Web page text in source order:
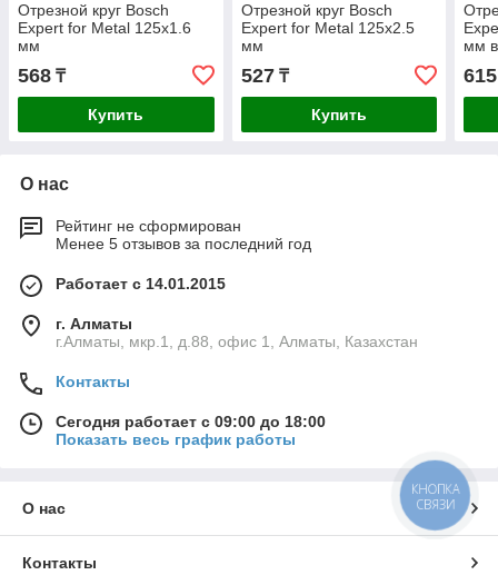
Отрезной круг Bosch
Expert for Metal 125x1.6
мм
568 ₸
Купить
Отрезной круг Bosch
Expert for Metal 125x2.5
мм
527₸
Купить
мм
615
О нас
Рейтинг не сформирован
Менее 5 отзывов за последний год
Работает с 14.01.2015
г. Алматы
г.Алматы, мкр.1, д.88, офис 1, Алматы, Казахстан
Контакты
Сегодня работает с 09:00 до 18:00
Показать весь график работы
О нас
Контакты
КНОПКА
СВЯЗИ